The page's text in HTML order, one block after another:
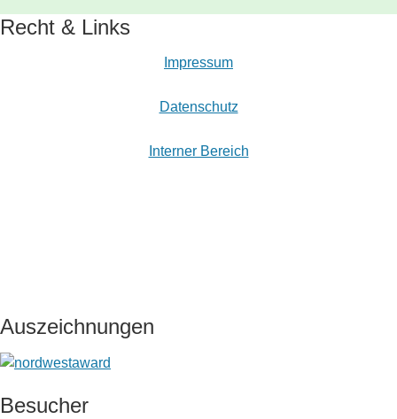
Recht & Links
Impressum
Datenschutz
Interner Bereich
Auszeichnungen
Besucher